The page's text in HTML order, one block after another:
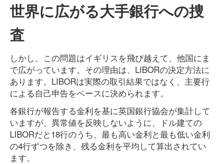
世界に広がる大手銀行への捜
査
しかし、この問題はイギリスを飛び越えて、他国にま
で広がっています。その理由は、LIBORの決定方法に
あります。LIBORは実際の取引結果ではなく、主要行
による自己申告をベースに決められます。
各銀行が報告する金利を基に英国銀行協会が集計して
いますが、異常値を反映しないように、ドル建ての
LIBORだと18行のうち、最も高い金利と最も低い金利
の4行ずつを除き、残る金利を平均して算出されてい
ます。